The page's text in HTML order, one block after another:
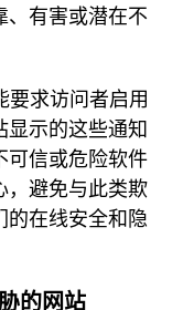
、有害或潜在不
要求访问者启用
显示的这些通知
可信或危险软件
，避免与此类欺
的在线安全和隐
的网站